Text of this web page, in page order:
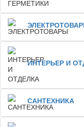
ИНТЕРЬЕР И
САНТЕХНИКА